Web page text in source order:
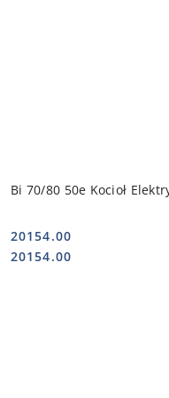
Bi 70/80 50e Kocioł
Cena:
20154.00
Cena:
20154.00